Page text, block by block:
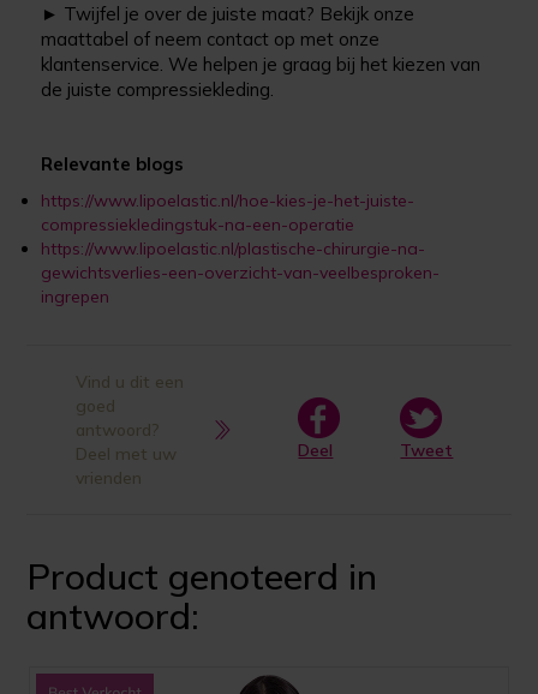
► Twijfel je over de juiste maat? Bekijk onze
maattabel of neem contact op met onze
klantenservice. We helpen je graag bij het kiezen van
de juiste compressiekleding.
Relevante blogs
https://www.lipoelastic.nl/hoe-kies-je-het-juiste-
compressiekledingstuk-na-een-operatie
https://www.lipoelastic.nl/plastische-chirurgie-na-
gewichtsverlies-een-overzicht-van-veelbesproken-
ingrepen
Vind u dit een
goed
antwoord?
Deel met uw
vrienden
Deel Tweet
Product genoteerd in
antwoord: